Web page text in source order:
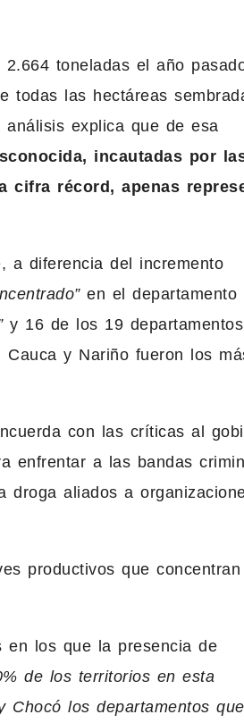
toneladas el año
todas las hectáreas
explica que de esa
incautadas por
cifra récord, apenas
a diferencia del incremento
en el departamento
y 16 de los 19
Cauca y Nariño fueron los
con las críticas al
enfrentar a las bandas
droga aliados a
productivos que concentran
en los que la presencia de
de los territorios en esta
los departamentos que